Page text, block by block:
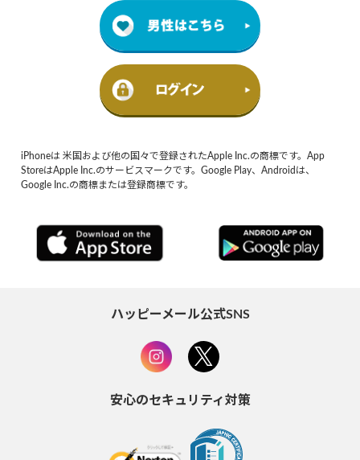
iPhoneは 米国および他の国々で登録されたApple Inc.の商標です。App
StoreはApple Inc.のサービスマークです。Google Play、Androidは、
Google Inc.の商標または登録商標です。
ハッピーメール公式SNS
安心のセキュリティ対策